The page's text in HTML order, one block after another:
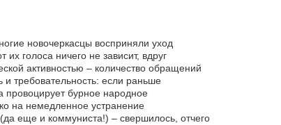
новочеркасцы восприняли уход
голоса ничего не зависит, вдруг
активностью – количество обращений
и требовательность: если раньше
провоцирует бурное народное
на немедленное устранение
еще и коммуниста!) – свершилось, отчего